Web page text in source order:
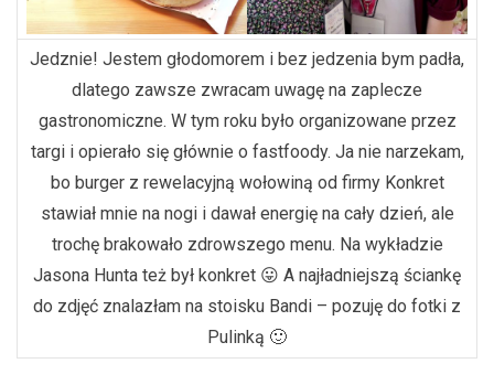
Jedznie! Jestem głodomorem i bez jedzenia bym padła,
dlatego zawsze zwracam uwagę na zaplecze
gastronomiczne. W tym roku było organizowane przez
targi i opierało się głównie o fastfoody. Ja nie narzekam,
bo burger z rewelacyjną wołowiną od firmy Konkret
stawiał mnie na nogi i dawał energię na cały dzień, ale
trochę brakowało zdrowszego menu. Na wykładzie
Jasona Hunta też był konkret 😛 A najładniejszą ściankę
do zdjęć znalazłam na stoisku Bandi – pozuję do fotki z
Pulinką 🙂